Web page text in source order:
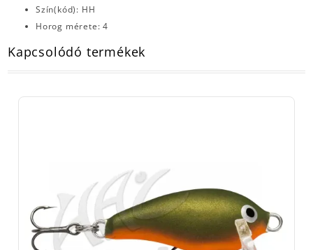
Szín(kód): HH
Horog mérete: 4
Kapcsolódó termékek